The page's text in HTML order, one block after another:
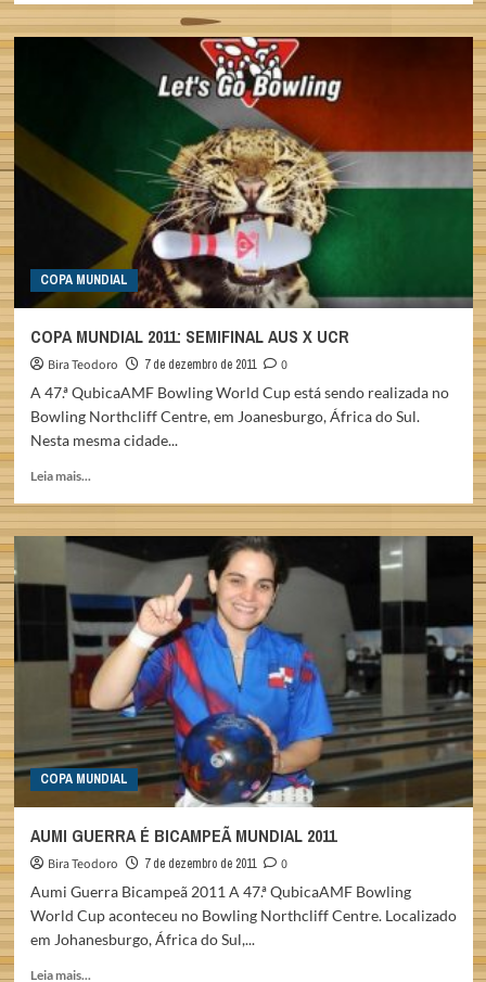
BELMONTE,
CAMPEÃO
MUNDIAL
COPA MUNDIAL
COPA MUNDIAL 2011: SEMIFINAL AUS X UCR
Bira Teodoro 7 de dezembro de 2011
0
A 47.ª QubicaAMF Bowling World Cup está sendo realizada no
Bowling Northcliff Centre, em Joanesburgo, África do Sul.
Nesta mesma cidade...
Leia mais...
about
COPA
MUNDIAL
SEMIFINAL
X
UCR
COPA MUNDIAL
AUMI GUERRA É BICAMPEÃ MUNDIAL 2011
Bira Teodoro 7 de dezembro de 2011
0
Aumi Guerra Bicampeã 2011 A 47.ª QubicaAMF Bowling
World Cup aconteceu no Bowling Northcliff Centre. Localizado
em Johanesburgo, África do Sul,...
Leia mais...